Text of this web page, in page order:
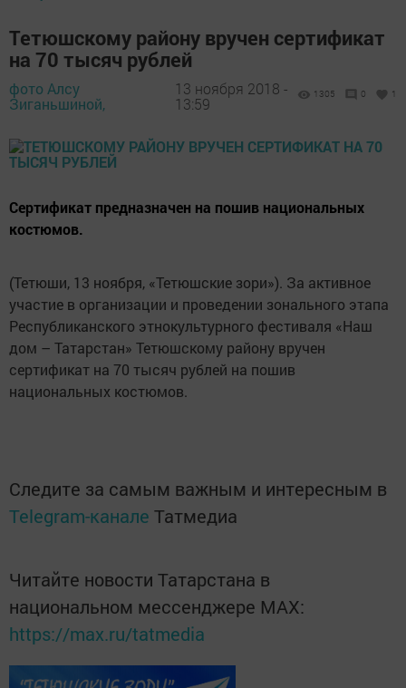
Тетюшскому району вручен сертификат
на 70 тысяч рублей
фото Алсу
Зиганьшиной,
13 ноября 2018 -
13:59
1305 0 1
Сертификат предназначен на пошив национальных
костюмов.
(Тетюши, 13 ноября, «Тетюшские зори»). За активное
участие в организации и проведении зонального этапа
Республиканского этнокультурного фестиваля «Наш
дом – Татарстан» Тетюшскому району вручен
сертификат на 70 тысяч рублей на пошив
национальных костюмов.
Следите за самым важным и интересным в
Telegram-канале Татмедиа
Читайте новости Татарстана в
национальном мессенджере MАХ:
https://max.ru/tatmedia